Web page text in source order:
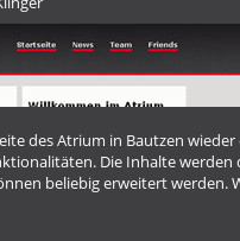
des Atrium in Bautzen
Die Inhalte
beliebig erweitert werden.